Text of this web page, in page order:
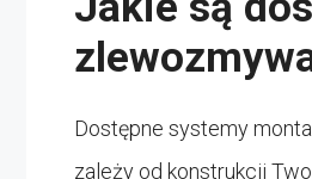
Dostępne systemy
zależy od konstrukcji